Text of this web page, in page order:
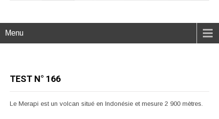
Menu
TEST N° 166
Le Merapi est un volcan situé en Indonésie et mesure 2 900 mètres.